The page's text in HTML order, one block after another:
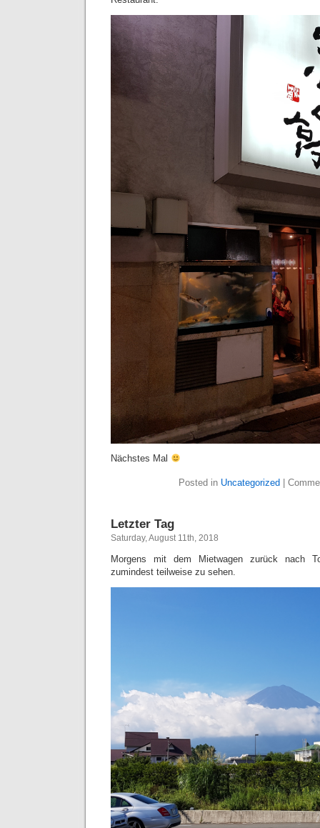
Nächstes Mal
Posted in Uncategorized
Letzter Tag
Saturday, August 11th, 2018
Morgens mit dem Mietwagen zurück nach
zumindest teilweise zu sehen.